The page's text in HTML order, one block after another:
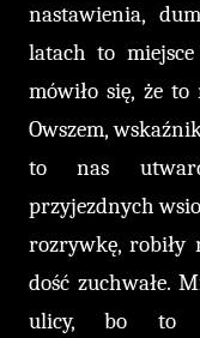
nastawienia,
latach to
mówiło się, że to
Owszem,
to nas
przyjezdnych
rozrywkę, robiły
dość zuchwałe.
ulicy, bo to